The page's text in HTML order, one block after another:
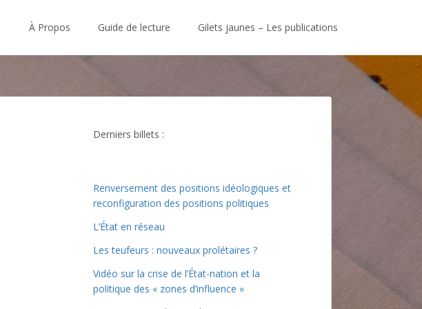
À Propos Guide de lecture Gilets jaunes – Les publications
Derniers billets :
Renversement des positions idéologiques et
reconfiguration des positions politiques
L’État en réseau
Les teufeurs : nouveaux prolétaires ?
Vidéo sur la crise de l’État-nation et la
politique des « zones d’influence »